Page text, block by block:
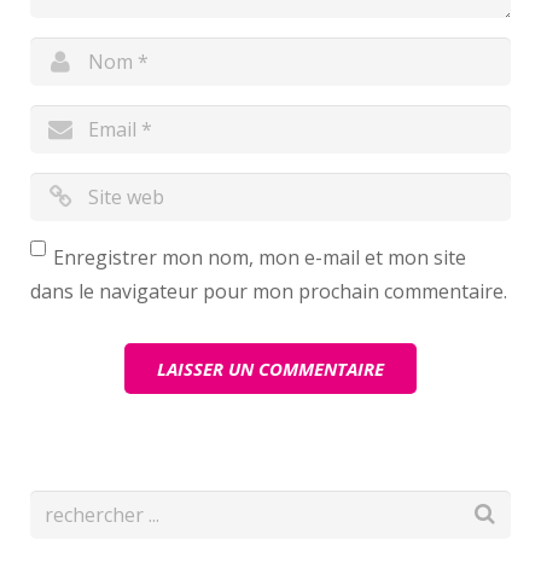
Enregistrer mon nom, mon e-mail et mon site
dans le navigateur pour mon prochain commentaire.